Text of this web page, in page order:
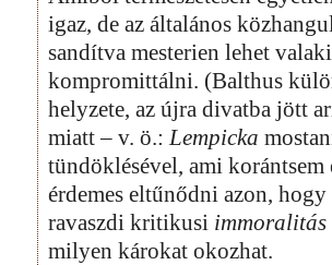
igaz, de az általános
sandítva mesterien lehet
kompromittálni. (Balthus
helyzete, az újra divatba jött
miatt – v. ö.: Lempicka
tündöklésével, ami korántsem
érdemes eltűnődni azon, hogy
ravaszdi kritikusi immoralitás
milyen károkat okozhat.